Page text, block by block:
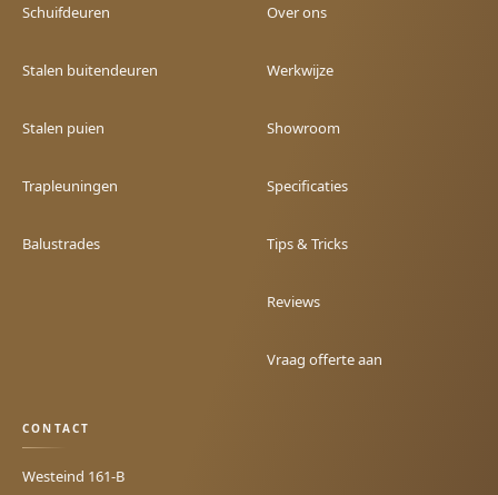
Schuifdeuren
Stalen buitendeuren
Stalen puien
Trapleuningen
Balustrades
Over ons
Werkwijze
Showroom
Specificaties
Tips & Tricks
Reviews
Vraag offerte aan
CONTACT
Westeind 161-B